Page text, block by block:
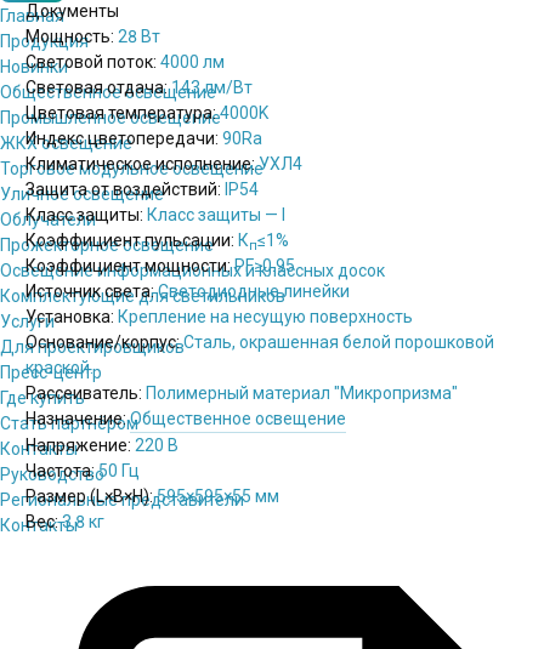
Главная
Продукция
Новинки
Общественное освещение
Промышленное освещение
ЖКХ освещение
Торговое модульное освещение
Уличное освещение
Облучатели
Прожекторное освещение
Освещение информационных и классных досок
Комплектующие для светильников
Услуги
Для проектировщиков
Пресс-центр
Где купить
Стать партнёром
Контакты
Руководство
Региональные представители
Контакты
Документы
Мощность: 28 Вт
Световой поток: 4000 лм
Световая отдача:143 лм/Вт
Цветовая температура:4000K
Индекс цветопередачи: 90Ra
Климатическое исполнение:УХЛ4
Защита от воздействий: IP54
Класс защиты: Класс защиты — I
Коэффициент пульсации: Кп≤1%
Коэффициент мощности:PF≥0.95
Источник света:Светодиодные линейки
Установка: Крепление на несущую поверхность
Основание/корпус:Сталь, окрашенная белой порошковой
краской.
Рассеиватель: Полимерный материал "Микропризма"
Назначение:Общественное освещение
Напряжение: 220 В
Частота:50 Гц
Размер (L×B×H):595×595×55 мм
Вес:3.8 кг